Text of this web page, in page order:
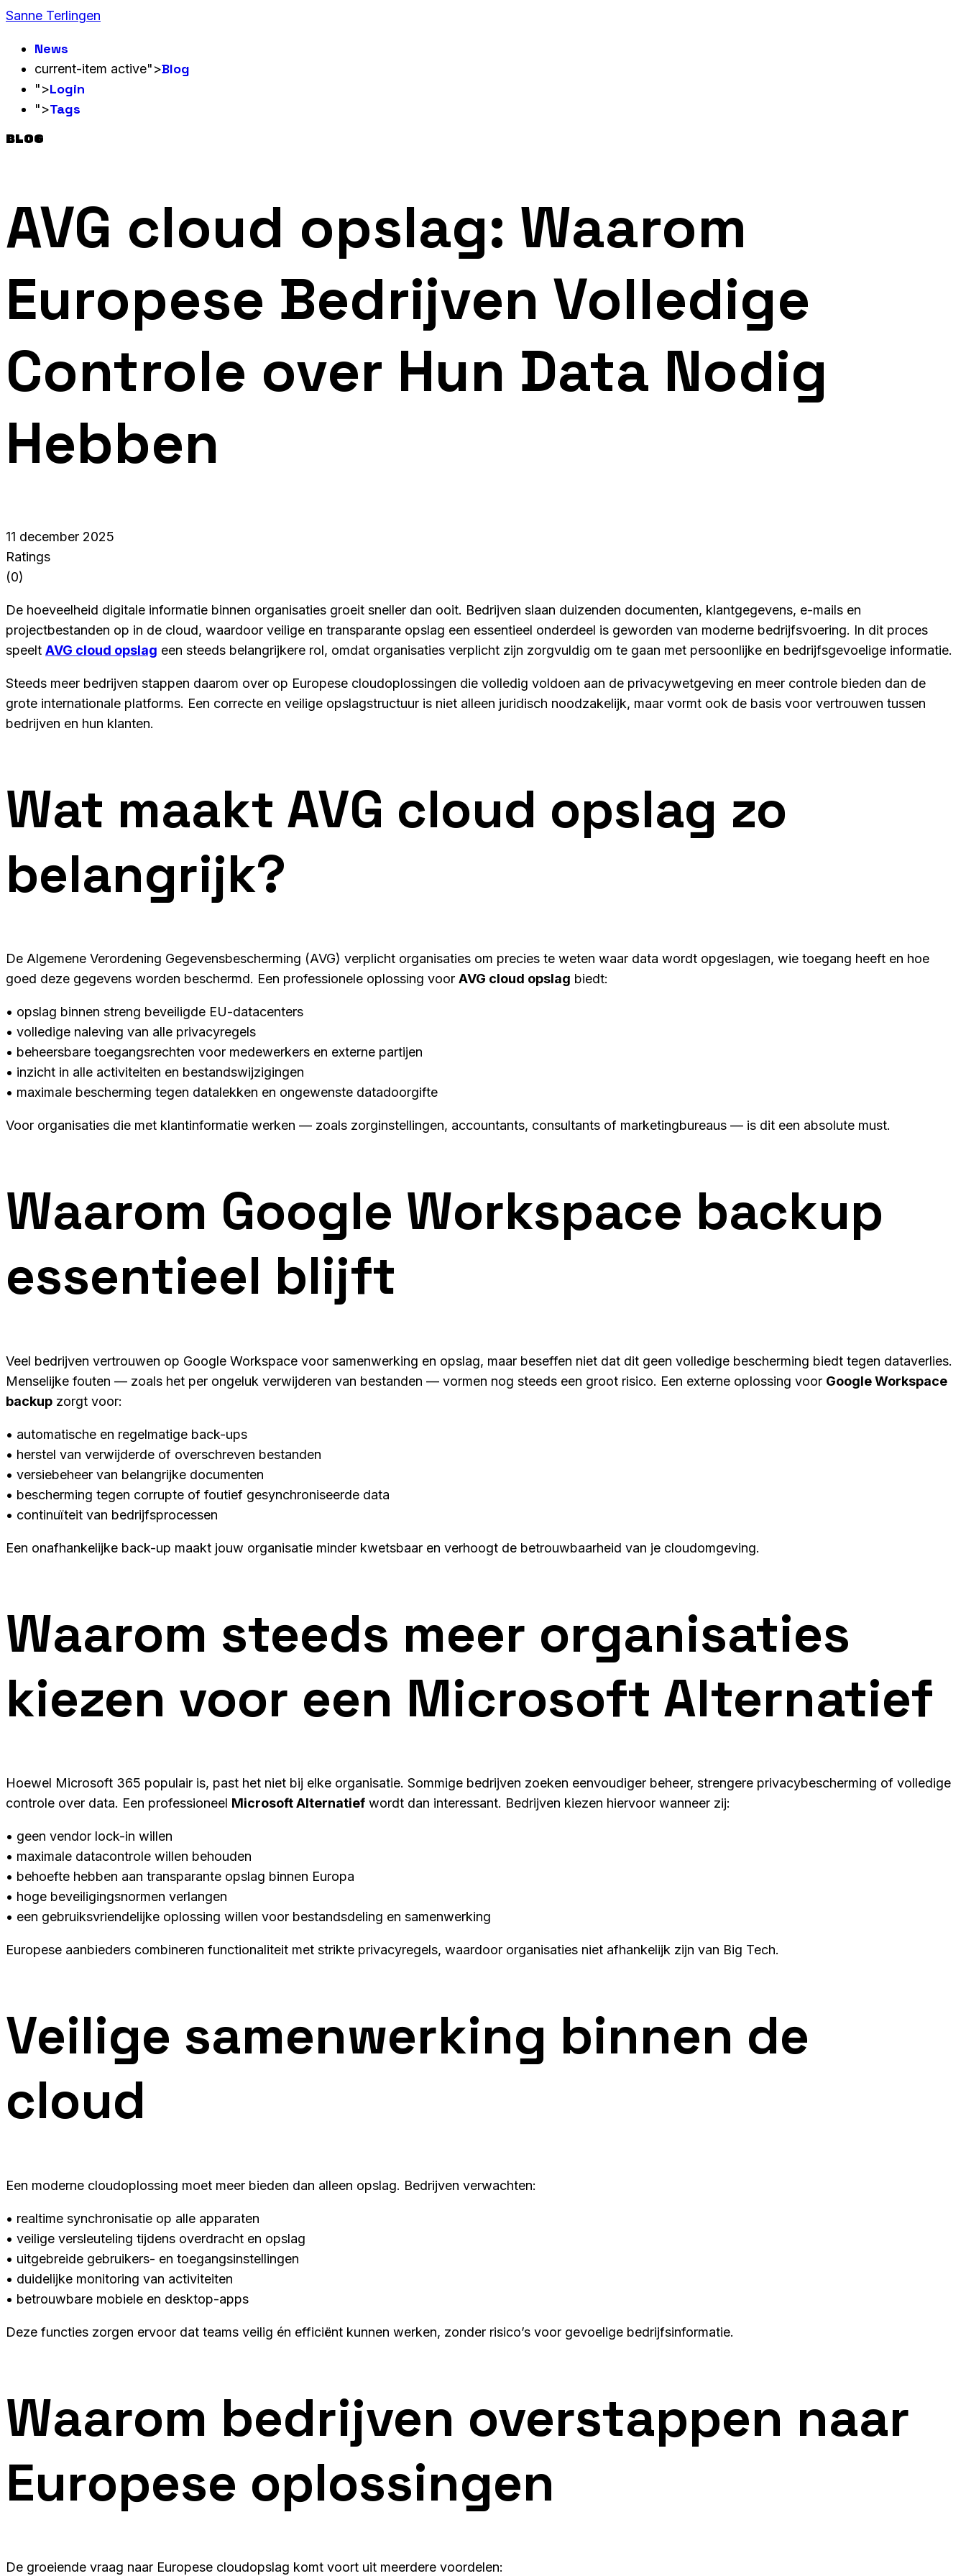
Sanne Terlingen
News
current-item active">Blog
">Login
">Tags
BLOG
AVG cloud opslag: Waarom
Europese Bedrijven Volledige
Controle over Hun Data Nodig
Hebben
11 december 2025
Ratings
(0)
De hoeveelheid digitale informatie binnen organisaties groeit sneller dan ooit. Bedrijven slaan duizenden documenten, klantgegevens, e-mails en
projectbestanden op in de cloud, waardoor veilige en transparante opslag een essentieel onderdeel is geworden van moderne bedrijfsvoering. In dit proces
speelt AVG cloud opslag een steeds belangrijkere rol, omdat organisaties verplicht zijn zorgvuldig om te gaan met persoonlijke en bedrijfsgevoelige informatie.
Steeds meer bedrijven stappen daarom over op Europese cloudoplossingen die volledig voldoen aan de privacywetgeving en meer controle bieden dan de
grote internationale platforms. Een correcte en veilige opslagstructuur is niet alleen juridisch noodzakelijk, maar vormt ook de basis voor vertrouwen tussen
bedrijven en hun klanten.
Wat maakt AVG cloud opslag zo
belangrijk?
De Algemene Verordening Gegevensbescherming (AVG) verplicht organisaties om precies te weten waar data wordt opgeslagen, wie toegang heeft en hoe
goed deze gegevens worden beschermd. Een professionele oplossing voor AVG cloud opslag biedt:
• opslag binnen streng beveiligde EU-datacenters
• volledige naleving van alle privacyregels
• beheersbare toegangsrechten voor medewerkers en externe partijen
• inzicht in alle activiteiten en bestandswijzigingen
• maximale bescherming tegen datalekken en ongewenste datadoorgifte
Voor organisaties die met klantinformatie werken — zoals zorginstellingen, accountants, consultants of marketingbureaus — is dit een absolute must.
Waarom Google Workspace backup
essentieel blijft
Veel bedrijven vertrouwen op Google Workspace voor samenwerking en opslag, maar beseffen niet dat dit geen volledige bescherming biedt tegen dataverlies.
Menselijke fouten — zoals het per ongeluk verwijderen van bestanden — vormen nog steeds een groot risico. Een externe oplossing voor Google Workspace
backup zorgt voor:
• automatische en regelmatige back-ups
• herstel van verwijderde of overschreven bestanden
• versiebeheer van belangrijke documenten
• bescherming tegen corrupte of foutief gesynchroniseerde data
• continuïteit van bedrijfsprocessen
Een onafhankelijke back-up maakt jouw organisatie minder kwetsbaar en verhoogt de betrouwbaarheid van je cloudomgeving.
Waarom steeds meer organisaties
kiezen voor een Microsoft Alternatief
Hoewel Microsoft 365 populair is, past het niet bij elke organisatie. Sommige bedrijven zoeken eenvoudiger beheer, strengere privacybescherming of volledige
controle over data. Een professioneel Microsoft Alternatief wordt dan interessant. Bedrijven kiezen hiervoor wanneer zij:
• geen vendor lock-in willen
• maximale datacontrole willen behouden
• behoefte hebben aan transparante opslag binnen Europa
• hoge beveiligingsnormen verlangen
• een gebruiksvriendelijke oplossing willen voor bestandsdeling en samenwerking
Europese aanbieders combineren functionaliteit met strikte privacyregels, waardoor organisaties niet afhankelijk zijn van Big Tech.
Veilige samenwerking binnen de
cloud
Een moderne cloudoplossing moet meer bieden dan alleen opslag. Bedrijven verwachten:
• realtime synchronisatie op alle apparaten
• veilige versleuteling tijdens overdracht en opslag
• uitgebreide gebruikers- en toegangsinstellingen
• duidelijke monitoring van activiteiten
• betrouwbare mobiele en desktop-apps
Deze functies zorgen ervoor dat teams veilig én efficiënt kunnen werken, zonder risico’s voor gevoelige bedrijfsinformatie.
Waarom bedrijven overstappen naar
Europese oplossingen
De groeiende vraag naar Europese cloudopslag komt voort uit meerdere voordelen: